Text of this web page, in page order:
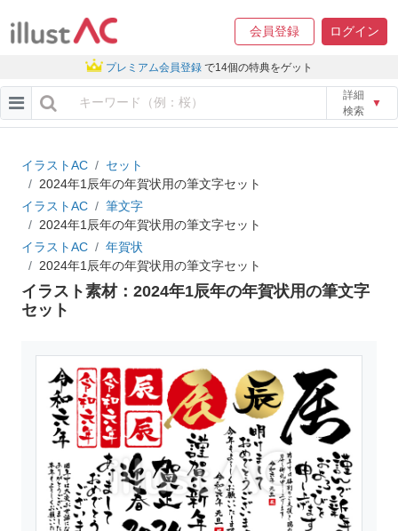
会員登録 ログイン
プレミアム会員登録 で14個の特典をゲット
詳細
検索
▼
イラストAC
セット
2024年1辰年の年賀状用の筆文字セット
イラストAC
筆文字
2024年1辰年の年賀状用の筆文字セット
イラストAC
年賀状
2024年1辰年の年賀状用の筆文字セット
イラスト素材：2024年1辰年の年賀状用の筆文字
セット